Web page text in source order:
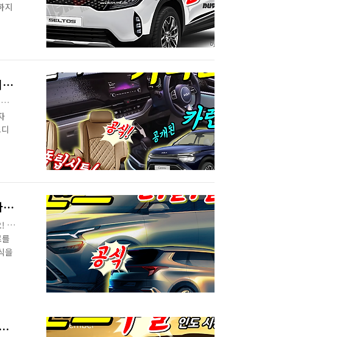
지
습
기아 카렌스 출시! 6인승 독립 시트와 미니밴급 편의사양! 국내 출시된다면 미니밴 카니발 긴장할듯! KIA CARENS KY!
카렌스 마저도 미친 디자인으로 부활! 환골탈태 수준인데! 이 정도라면 국내 출시해 주세요!
! 사
을
카렌스 부활한다! "공식 티저" 새로운 카렌스의 경쟁력은? KIA CARENS​